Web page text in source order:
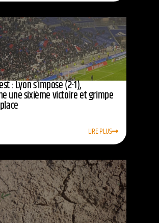
: Lyon s’impose (2-1),
une sixième victoire et grimpe
LIRE PLUS